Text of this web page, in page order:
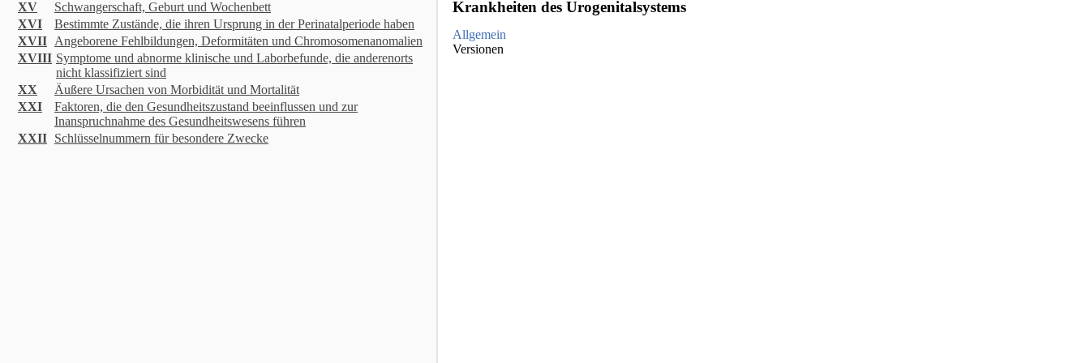
XV
Schwangerschaft, Geburt und Wochenbett
XVI
Bestimmte Zustände, die ihren Ursprung in der Perinatalperiode haben
XVII Angeborene Fehlbildungen, Deformitäten und Chromosomenanomalien
XVIII Symptome und abnorme klinische und Laborbefunde, die anderenorts
nicht klassifiziert sind
XX
Äußere Ursachen von Morbidität und Mortalität
XXI
Faktoren, die den Gesundheitszustand beeinflussen und zur
Inanspruchnahme des Gesundheitswesens führen
XXII Schlüsselnummern für besondere Zwecke
Krankheiten des Urogenitalsystems
Allgemein
Versionen